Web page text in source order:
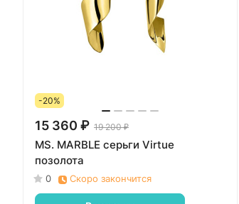
-20%
15 360 ₽ 19 200 ₽
MS. MARBLE серьги Virtue
позолота
0 Скоро закончится